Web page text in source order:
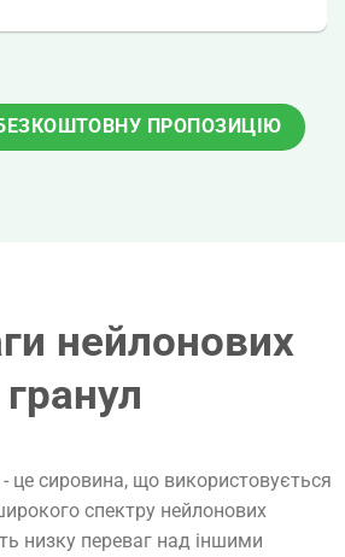
ПРОПОЗИЦІЮ
нейлонових
гранул
це сировина, що використовується
спектру нейлонових
низку переваг над іншими